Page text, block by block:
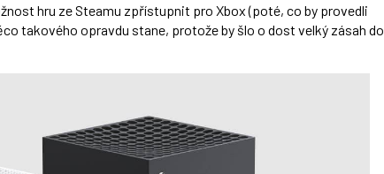
hru ze Steamu zpřístupnit pro Xbox (poté, co by provedli
takového opravdu stane, protože by šlo o dost velký zásah do